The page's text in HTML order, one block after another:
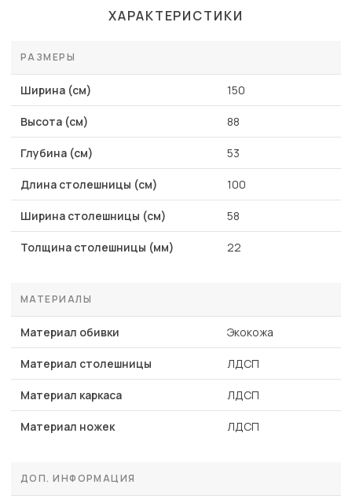
ХАРАКТЕРИСТИКИ
РАЗМЕРЫ
Ширина (см) 150
Высота (см) 88
Глубина (см) 53
Длина столешницы (см) 100
Ширина столешницы (см) 58
Толщина столешницы (мм) 22
МАТЕРИАЛЫ
Материал обивки Экокожа
Материал столешницы ЛДСП
Материал каркаса ЛДСП
Материал ножек ЛДСП
ДОП. ИНФОРМАЦИЯ